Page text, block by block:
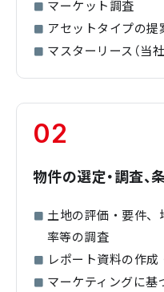
マーケット調査
アセットタイプの提
マスターリース（当
02
物件の選定・調査、
土地の評価・要件
率等の調査
レポート資料の作成
マーケティングに基